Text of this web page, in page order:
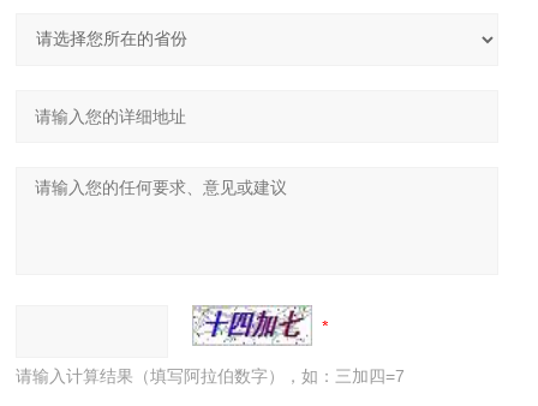
请输入计算结果（填写阿拉伯数字），如：三加四=7